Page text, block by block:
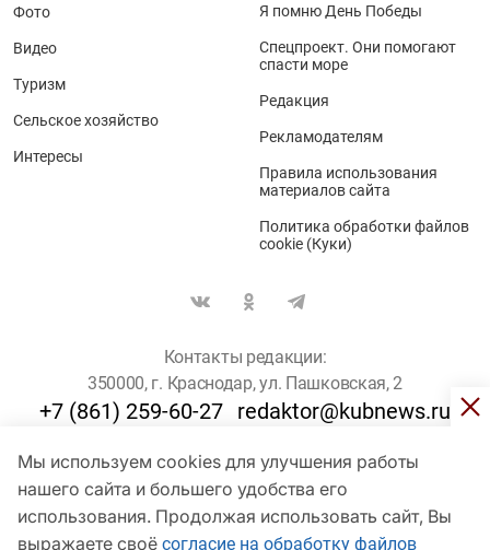
Мы используем cookies для улучшения работы
нашего сайта и большего удобства его
использования. Продолжая использовать сайт, Вы
выражаете своё согласие на обработку файлов
Фото
Видео
Туризм
Сельское хозяйство
Интересы
Я помню День Победы
Спецпроект. Они помогают
спасти море
Редакция
Рекламодателям
Правила использования
материалов сайта
Политика обработки файлов
cookie (Куки)
Контакты редакции:
350000, г. Краснодар, ул. Пашковская, 2
+7 (861) 259-60-27 redaktor@kubnews.ru
Для пользователей старше 16 лет
© Кубанские Новости, 2017
Сетевое издание «kubnews» зарегистрировано Федеральной